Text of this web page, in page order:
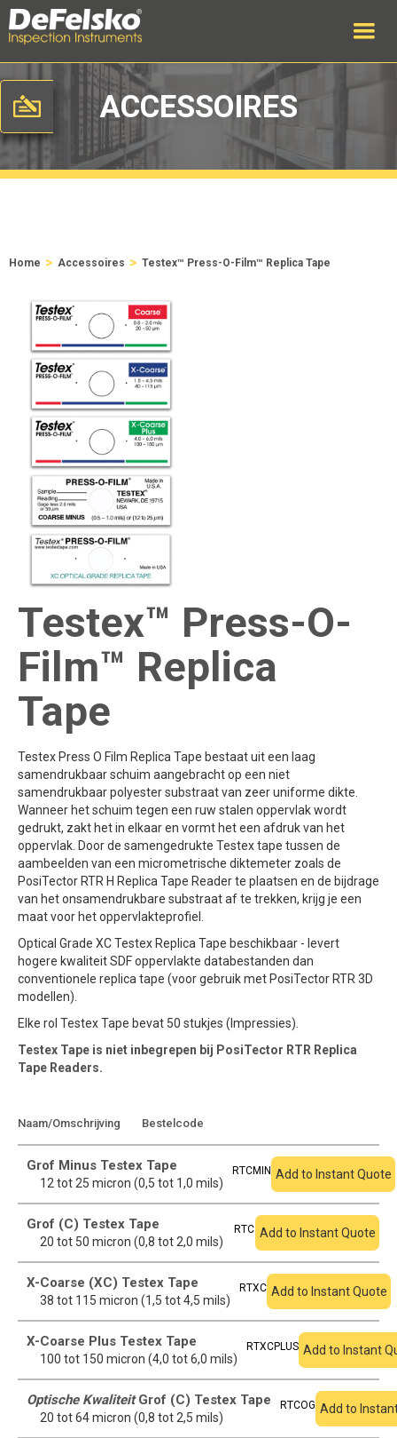
ACCESSOIRES
Home > Accessoires > Testex™ Press-O-Film™ Replica Tape
Testex™ Press-O-
Film™ Replica
Tape
Testex Press O Film Replica Tape bestaat uit een laag
samendrukbaar schuim aangebracht op een niet
samendrukbaar polyester substraat van zeer uniforme dikte.
Wanneer het schuim tegen een ruw stalen oppervlak wordt
gedrukt, zakt het in elkaar en vormt het een afdruk van het
oppervlak. Door de samengedrukte Testex tape tussen de
aambeelden van een micrometrische diktemeter zoals de
PosiTector RTR H Replica Tape Reader te plaatsen en de bijdrage
van het onsamendrukbare substraat af te trekken, krijg je een
maat voor het oppervlakteprofiel.
Optical Grade XC Testex Replica Tape beschikbaar - levert
hogere kwaliteit SDF oppervlakte databestanden dan
conventionele replica tape (voor gebruik met PosiTector RTR 3D
modellen).
Elke rol Testex Tape bevat 50 stukjes (Impressies).
Testex Tape is niet inbegrepen bij PosiTector RTR Replica
Tape Readers.
Naam/Omschrijving Bestelcode
Grof Minus Testex Tape
12 tot 25 micron (0,5 tot 1,0 mils)
RTCMIN Add to Instant Quote
Grof (C) Testex Tape
20 tot 50 micron (0,8 tot 2,0 mils)
RTC Add to Instant Quote
X-Coarse (XC) Testex Tape
38 tot 115 micron (1,5 tot 4,5 mils)
RTXC Add to Instant Quote
X-Coarse Plus Testex Tape
100 tot 150 micron (4,0 tot 6,0 mils)
RTXCPLUS Add to Instant
Optische KwaliteitGrof (C) Testex Tape
20 tot 64 micron (0,8 tot 2,5 mils)
RTCOG Add to